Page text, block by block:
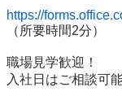
https://
（所要時間2分）
職場見学歓迎！
入社日はご相談可能